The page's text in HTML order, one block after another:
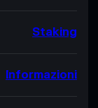
Staking
Informazioni